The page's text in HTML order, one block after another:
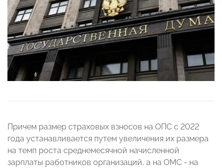
Причем размер страховых взносов на ОПС с 2022
года устанавливается путем увеличения их размера
на темп роста среднемесячной начисленной
зарплаты работников организаций, а на ОМС - на